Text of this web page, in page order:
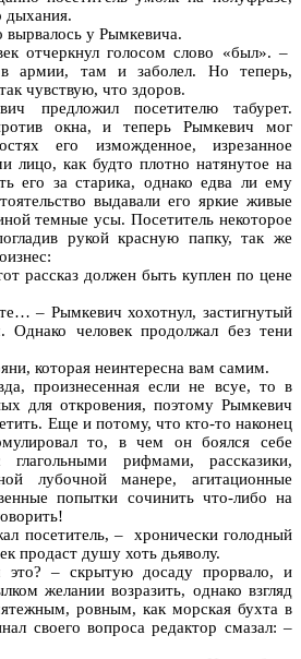
дыхания.
у Рымкевича.
отчеркнул голосом слово «был». –
армии, там и заболел. Но теперь,
чувствую, что здоров.
предложил посетителю табурет.
окна, и теперь Рымкевич мог
его изможденное, изрезанное
лицо, как будто плотно натянутое на
его за старика, однако едва ли ему
выдавали его яркие живые
темные усы. Посетитель некоторое
рукой красную папку, так же
рассказ должен быть куплен по цене
– Рымкевич хохотнул, застигнутый
Однако человек продолжал без тени
которая неинтересна вам самим.
произнесенная если не всуе, то в
для откровения, поэтому Рымкевич
Еще и потому, что кто-то наконец
то, в чем он боялся себе
рифмами, рассказики,
лубочной манере, агитационные
попытки сочинить что-либо на
посетитель, – хронически голодный
продаст душу хоть дьяволу.
– скрытую досаду прорвало, и
желании возразить, однако взгляд
ровным, как морская бухта в
своего вопроса редактор смазал: –